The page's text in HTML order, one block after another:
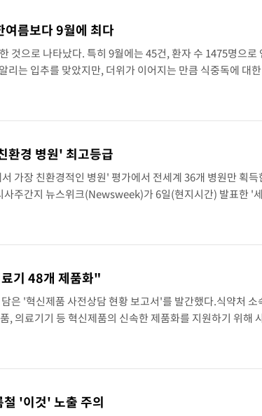
름보다 9월에 최다
것으로 나타났다. 특히 9월에는 45건, 환자 수 1475명으로
리는 입추를 맞았지만, 더위가 이어지는 만큼 식중독에 대
안전처는 2025년 식중독 발생 현황을 분석한 결과 총 319건
경 병원' 최고등급
가장 친환경적인 병원' 평가에서 전세계 36개 병원만 획득
사주간지 뉴스위크(Newsweek)가 6일(현지시간) 발표한 '
Hospitals 2026) 평가에서 최고 등급인 '나뭇잎 5개'를 획득
기 48개 제품화"
은 '혁신제품 사전상담 현황 보고서'를 발간했다.식약처 소
, 의료기기 등 혁신제품의 신속한 제품화를 지원하기 위해
은 현황 보고서를 공개했다고 7일 밝혔다.식약처는 사전상
'이것' 노출 주의